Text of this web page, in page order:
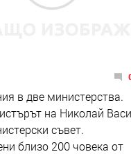
в две министерства.
на Николай
съвет.
близо 200 човека от